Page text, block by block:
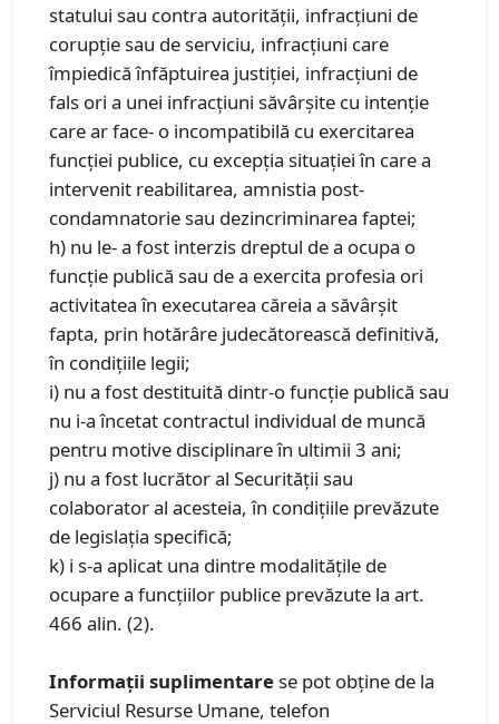
statului sau contra autorităţii, infracţiuni de
corupţie sau de serviciu, infracţiuni care
împiedică înfăptuirea justiţiei, infracţiuni de
fals ori a unei infracţiuni săvârşite cu intenţie
care ar face- o incompatibilă cu exercitarea
funcţiei publice, cu excepţia situaţiei în care a
intervenit reabilitarea, amnistia post-
condamnatorie sau dezincriminarea faptei;
h) nu le- a fost interzis dreptul de a ocupa o
funcţie publică sau de a exercita profesia ori
activitatea în executarea căreia a săvârşit
fapta, prin hotărâre judecătorească definitivă,
în condiţiile legii;
i) nu a fost destituită dintr-o funcţie publică sau
nu i-a încetat contractul individual de muncă
pentru motive disciplinare în ultimii 3 ani;
j) nu a fost lucrător al Securităţii sau
colaborator al acesteia, în condiţiile prevăzute
de legislaţia specifică;
k) i s-a aplicat una dintre modalităţile de
ocupare a funcţiilor publice prevăzute la art.
466 alin. (2).
Informații suplimentarese pot obţine de la
Serviciul Resurse Umane, telefon